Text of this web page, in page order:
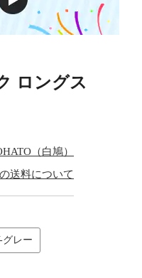
ロングス
（白鳩）
送料について
グレー